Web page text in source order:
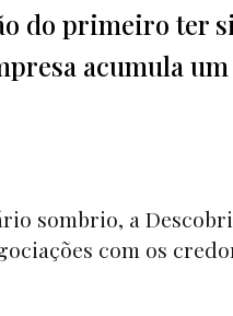
do primeiro ter
acumula
sombrio, a
com os